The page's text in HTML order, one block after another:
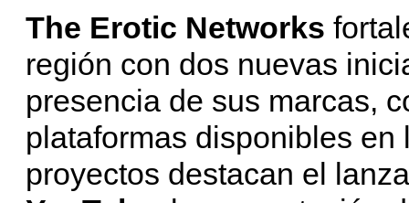
The Erotic Networks
región con dos nuevas
presencia de sus marcas,
plataformas disponibles
proyectos destacan el